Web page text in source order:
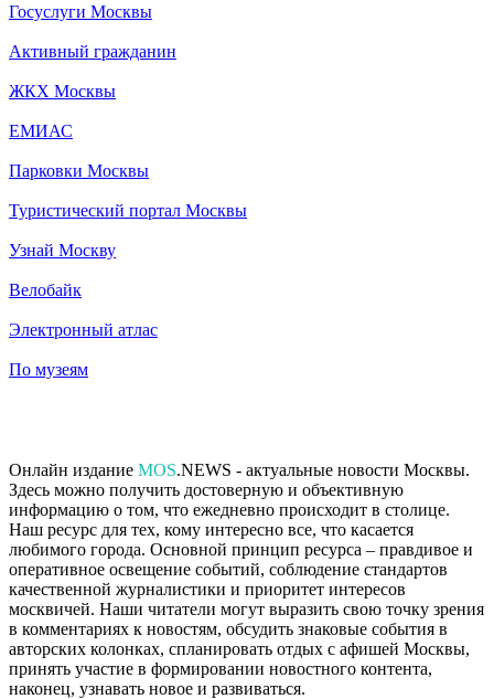
Госуслуги Москвы
Активный гражданин
ЖКХ Москвы
ЕМИАС
Парковки Москвы
Туристический портал Москвы
Узнай Москву
Велобайк
Электронный атлас
По музеям
Онлайн издание MOS.NEWS - актуальные новости Москвы.
Здесь можно получить достоверную и объективную
информацию о том, что ежедневно происходит в столице.
Наш ресурс для тех, кому интересно все, что касается
любимого города. Основной принцип ресурса – правдивое и
оперативное освещение событий, соблюдение стандартов
качественной журналистики и приоритет интересов
москвичей. Наши читатели могут выразить свою точку зрения
в комментариях к новостям, обсудить знаковые события в
авторских колонках, спланировать отдых с афишей Москвы,
принять участие в формировании новостного контента,
наконец, узнавать новое и развиваться.